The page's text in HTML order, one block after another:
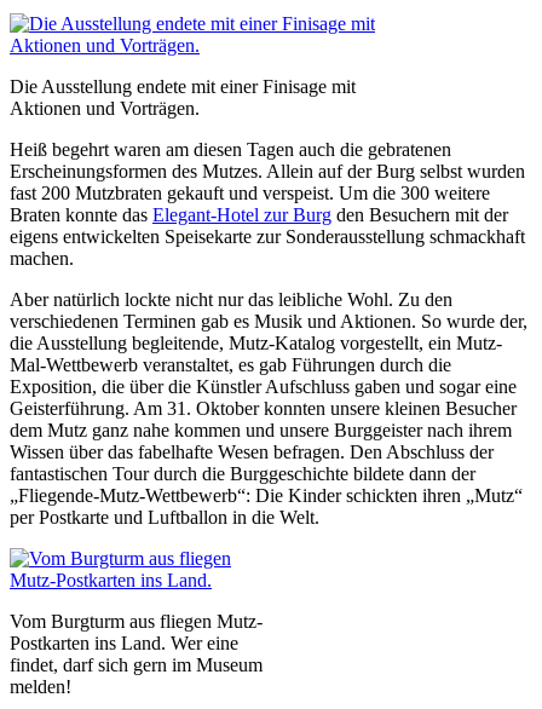
Die Ausstellung endete mit einer Finisage mit
Aktionen und Vorträgen.
Heiß begehrt waren am diesen Tagen auch die gebratenen
Erscheinungsformen des Mutzes. Allein auf der Burg selbst wurden
fast 200 Mutzbraten gekauft und verspeist. Um die 300 weitere
Braten konnte das Elegant-Hotel zur Burg den Besuchern mit der
eigens entwickelten Speisekarte zur Sonderausstellung schmackhaft
machen.
Aber natürlich lockte nicht nur das leibliche Wohl. Zu den
verschiedenen Terminen gab es Musik und Aktionen. So wurde der,
die Ausstellung begleitende, Mutz-Katalog vorgestellt, ein Mutz-
Mal-Wettbewerb veranstaltet, es gab Führungen durch die
Exposition, die über die Künstler Aufschluss gaben und sogar eine
Geisterführung. Am 31. Oktober konnten unsere kleinen Besucher
dem Mutz ganz nahe kommen und unsere Burggeister nach ihrem
Wissen über das fabelhafte Wesen befragen. Den Abschluss der
fantastischen Tour durch die Burggeschichte bildete dann der
„Fliegende-Mutz-Wettbewerb“: Die Kinder schickten ihren „Mutz“
per Postkarte und Luftballon in die Welt.
Vom Burgturm aus fliegen Mutz-
Postkarten ins Land. Wer eine
findet, darf sich gern im Museum
melden!